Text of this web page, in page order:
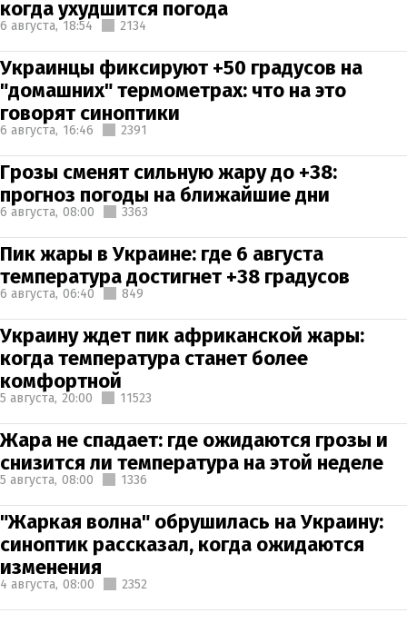
когда ухудшится погода
6 августа, 18:54 2134
Украинцы фиксируют +50 градусов на
"домашних" термометрах: что на это
говорят синоптики
6 августа, 16:46 2391
Грозы сменят сильную жару до +38:
прогноз погоды на ближайшие дни
6 августа, 08:00 3363
Пик жары в Украине: где 6 августа
температура достигнет +38 градусов
6 августа, 06:40 849
Украину ждет пик африканской жары:
когда температура станет более
комфортной
5 августа, 20:00 11523
Жара не спадает: где ожидаются грозы и
снизится ли температура на этой неделе
5 августа, 08:00 1336
"Жаркая волна" обрушилась на Украину:
синоптик рассказал, когда ожидаются
изменения
4 августа, 08:00 2352